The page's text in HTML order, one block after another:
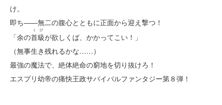
け。
即ち――無二の腹心とともに正面から迎え撃つ！
「余の首級
くび
が欲しくば、かかってこい！」
（無事生き残れるかな……）
最強の魔法で、絶体絶命の窮地を切り抜けろ！
エスプリ幼帝の痛快王政サバイバルファンタジー第８弾！